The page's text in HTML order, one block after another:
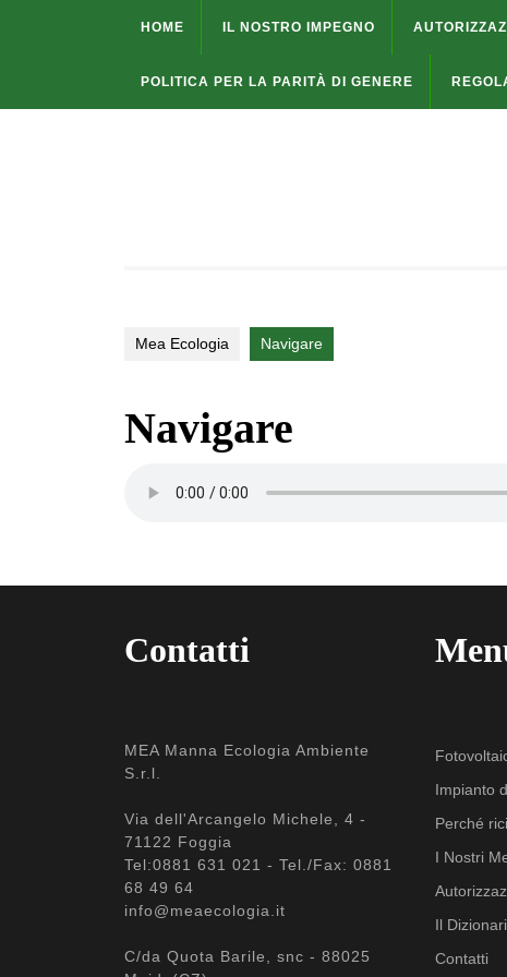
HOME IL NOSTRO IMPEGNO
POLITICA PER LA PARITÀ DI GENERE
Mea Ecologia Navigare
Navigare
Contatti
MEA Manna Ecologia Ambiente
S.r.l.
Via dell'Arcangelo Michele, 4 -
71122 Foggia
Tel:0881 631 021 - Tel./Fax: 0881
68 49 64
info@meaecologia.it
C/da Quota Barile, snc - 88025
Impianto
Perché
I Nostri
Il
Contatti